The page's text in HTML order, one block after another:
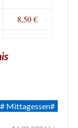
8,50 €
Mittagessen#